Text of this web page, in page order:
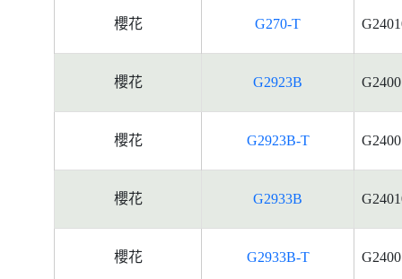
櫻花 G270-T
櫻花 G2923B
櫻花 G2923B-T
櫻花 G2933B
櫻花 G2933B-T